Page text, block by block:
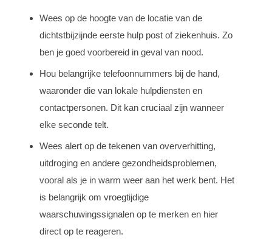
Wees op de hoogte van de locatie van de
dichtstbijzijnde eerste hulp post of ziekenhuis. Zo
ben je goed voorbereid in geval van nood.
Hou belangrijke telefoonnummers bij de hand,
waaronder die van lokale hulpdiensten en
contactpersonen. Dit kan cruciaal zijn wanneer
elke seconde telt.
Wees alert op de tekenen van oververhitting,
uitdroging en andere gezondheidsproblemen,
vooral als je in warm weer aan het werk bent. Het
is belangrijk om vroegtijdige
waarschuwingssignalen op te merken en hier
direct op te reageren.